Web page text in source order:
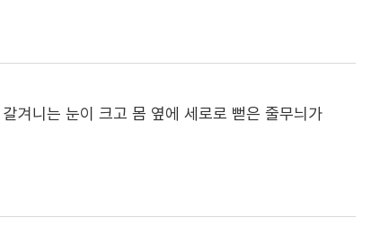
겨니는 눈이 크고 몸 옆에 세로로 뻗은 줄무늬가